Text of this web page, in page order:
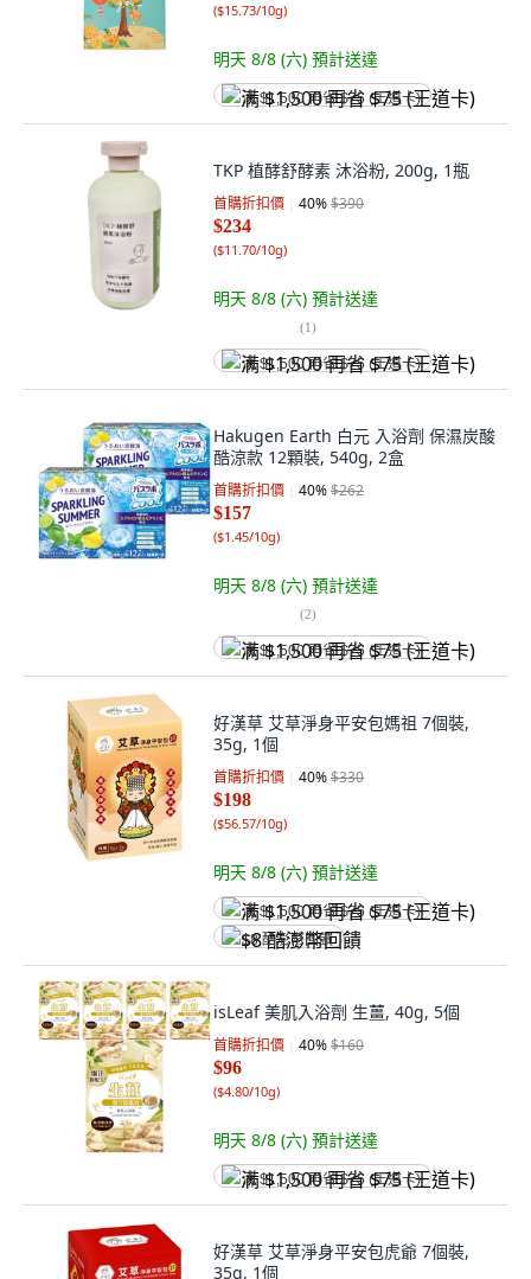
($15.73/10g)
明天 8/8 (六) 預計送達
满 $1,500 再省 $75 (王道卡)
TKP 植酵舒酵素 沐浴粉, 200g, 1瓶
首購折扣價 40%$390
$234
($11.70/10g)
明天 8/8 (六) 預計送達
(1)
满 $1,500 再省 $75 (王道卡)
Hakugen Earth 白元 入浴劑 保濕炭酸
酷涼款 12顆裝, 540g, 2盒
首購折扣價 40%$262
$157
($1.45/10g)
明天 8/8 (六) 預計送達
(2)
满 $1,500 再省 $75 (王道卡)
好漢草 艾草淨身平安包媽祖 7個裝,
35g, 1個
首購折扣價 40%$330
$198
($56.57/10g)
明天 8/8 (六) 預計送達
满 $1,500 再省 $75 (王道卡)
$8 酷澎幣回饋
isLeaf 美肌入浴劑 生薑, 40g, 5個
首購折扣價 40%$160
$96
($4.80/10g)
明天 8/8 (六) 預計送達
满 $1,500 再省 $75 (王道卡)
好漢草 艾草淨身平安包虎爺 7個裝,
35g, 1個